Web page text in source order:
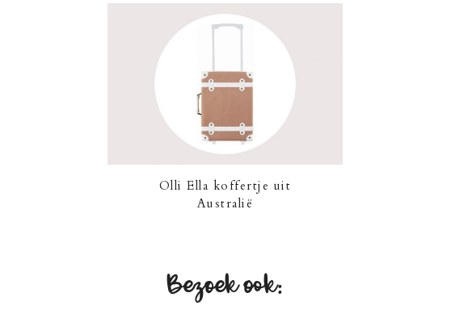
Olli Ella koffertje uit
Australië
Bezoek ook: